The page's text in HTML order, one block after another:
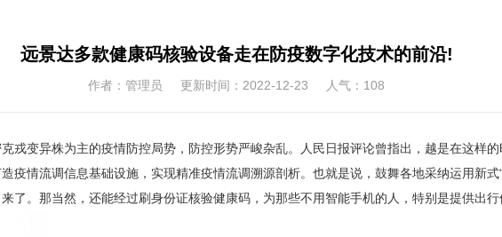
远景达多款健康码核验设备走在防疫数字化技术的前沿!
作者：管理员 更新时间：2022-12-23 人气： 108
戎变异株为主的疫情防控局势，防控形势严峻杂乱。人民日报评论曾指出，越是在这样的
疫情流调信息基础设施，实现精准疫情流调溯源剖析。也就是说，鼓舞各地采纳运用新
了。那当然，还能经过刷身份证核验健康码，为那些不用智能手机的人，特别是提供出行